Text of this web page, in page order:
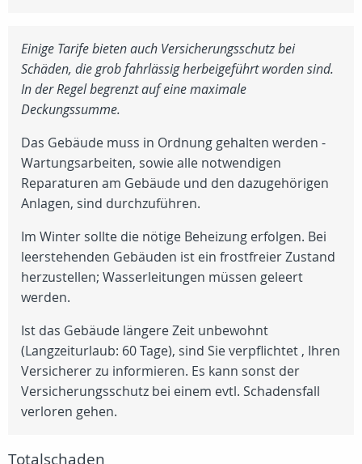
Einige Tarife bieten auch Versicherungsschutz bei
Schäden, die grob fahrlässig herbeigeführt worden sind.
In der Regel begrenzt auf eine maximale
Deckungssumme.
Das Gebäude muss in Ordnung gehalten werden -
Wartungsarbeiten, sowie alle notwendigen
Reparaturen am Gebäude und den dazugehörigen
Anlagen, sind durchzuführen.
Im Winter sollte die nötige Beheizung erfolgen. Bei
leerstehenden Gebäuden ist ein frostfreier Zustand
herzustellen; Wasserleitungen müssen geleert
werden.
Ist das Gebäude längere Zeit unbewohnt
(Langzeiturlaub: 60 Tage), sind Sie verpflichtet , Ihren
Versicherer zu informieren. Es kann sonst der
Versicherungsschutz bei einem evtl. Schadensfall
verloren gehen.
Totalschaden